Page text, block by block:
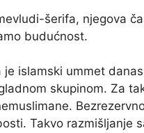
šerifa, njegova
budućnost.
islamski ummet
skupinom. Za
Takvo razmišljanje